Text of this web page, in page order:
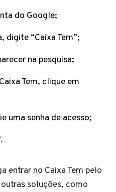
do Google;
digite “Caixa Tem”;
na pesquisa;
Tem, clique em
uma senha de acesso;
entrar no Caixa Tem pelo
soluções, como